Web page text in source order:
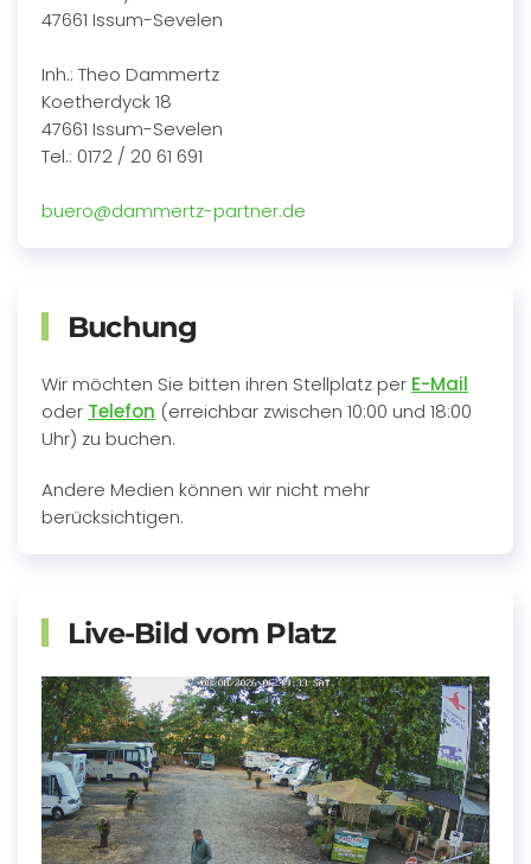
47661 Issum-Sevelen
Inh.: Theo Dammertz
Koetherdyck 18
47661 Issum-Sevelen
Tel.: 0172 / 20 61 691
buero@dammertz-partner.de
Buchung
Wir möchten Sie bitten ihren Stellplatz per E-Mail
oder Telefon (erreichbar zwischen 10:00 und 18:00
Uhr) zu buchen.
Andere Medien können wir nicht mehr
berücksichtigen.
Live-Bild vom Platz